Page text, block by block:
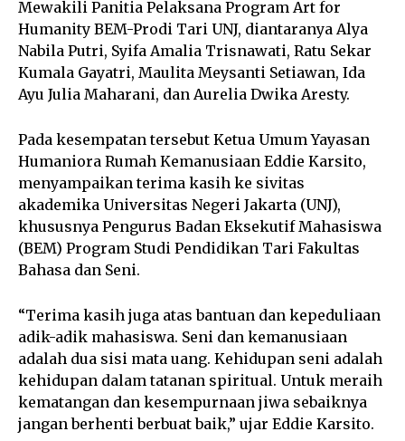
Mewakili Panitia Pelaksana Program Art for
Humanity BEM-Prodi Tari UNJ, diantaranya Alya
Nabila Putri, Syifa Amalia Trisnawati, Ratu Sekar
Kumala Gayatri, Maulita Meysanti Setiawan, Ida
Ayu Julia Maharani, dan Aurelia Dwika Aresty.
Pada kesempatan tersebut Ketua Umum Yayasan
Humaniora Rumah Kemanusiaan Eddie Karsito,
menyampaikan terima kasih ke sivitas
akademika Universitas Negeri Jakarta (UNJ),
khususnya Pengurus Badan Eksekutif Mahasiswa
(BEM) Program Studi Pendidikan Tari Fakultas
Bahasa dan Seni.
“Terima kasih juga atas bantuan dan kepeduliaan
adik-adik mahasiswa. Seni dan kemanusiaan
adalah dua sisi mata uang. Kehidupan seni adalah
kehidupan dalam tatanan spiritual. Untuk meraih
kematangan dan kesempurnaan jiwa sebaiknya
jangan berhenti berbuat baik,” ujar Eddie Karsito.